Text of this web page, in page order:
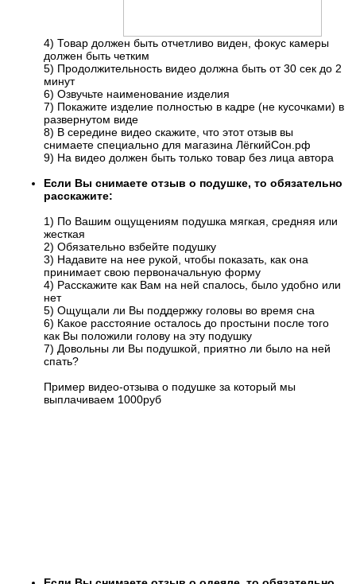
4) Товар должен быть отчетливо виден, фокус камеры
должен быть четким
5) Продолжительность видео должна быть от 30 сек до 2
минут
6) Озвучьте наименование изделия
7) Покажите изделие полностью в кадре (не кусочками) в
развернутом виде
8) В середине видео скажите, что этот отзыв вы
снимаете специально для магазина ЛёгкийСон.рф
9) На видео должен быть только товар без лица автора
Если Вы снимаете отзыв о подушке, то обязательно
расскажите:
1) По Вашим ощущениям подушка мягкая, средняя или
жесткая
2) Обязательно взбейте подушку
3) Надавите на нее рукой, чтобы показать, как она
принимает свою первоначальную форму
4) Расскажите как Вам на ней спалось, было удобно или
нет
5) Ощущали ли Вы поддержку головы во время сна
6) Какое расстояние осталось до простыни после того
как Вы положили голову на эту подушку
7) Довольны ли Вы подушкой, приятно ли было на ней
спать?
Пример видео-отзыва о подушке за который мы
выплачиваем 1000руб